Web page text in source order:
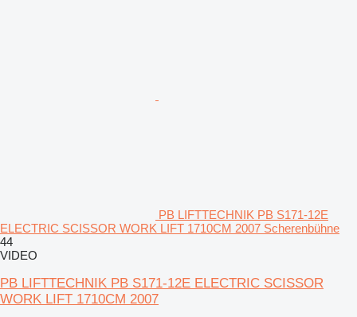
PB LIFTTECHNIK PB S171-12E
ELECTRIC SCISSOR WORK LIFT 1710CM 2007 Scherenbühne
44
VIDEO
PB LIFTTECHNIK PB S171-12E ELECTRIC SCISSOR
WORK LIFT 1710CM 2007